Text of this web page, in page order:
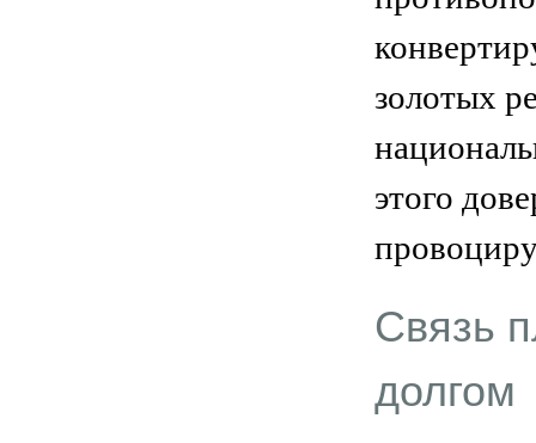
золотых
этого
Связь
долгом